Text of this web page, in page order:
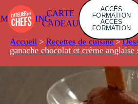
CARTE
CADEAU
ACCÈS
FORMATION
ACCÈS
FORMATION
Accueil > Recettes de cuisine >
ganache chocolat et crème anglaise